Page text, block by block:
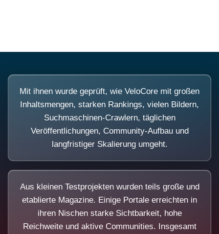
Mit ihnen wurde geprüft, wie VeloCore mit großen
Inhaltsmengen, starken Rankings, vielen Bildern,
Suchmaschinen-Crawlern, täglichen
Veröffentlichungen, Community-Aufbau und
langfristiger Skalierung umgeht.
Aus kleinen Testprojekten wurden teils große und
etablierte Magazine. Einige Portale erreichten in
ihren Nischen starke Sichtbarkeit, hohe
Reichweite und aktive Communities. Insgesamt